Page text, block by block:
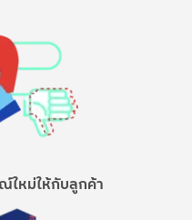
ใหม่ให้กับลูกค้า